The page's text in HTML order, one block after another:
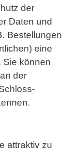
der
Daten und
Bestellungen
eine
Sie können
der
attraktiv zu